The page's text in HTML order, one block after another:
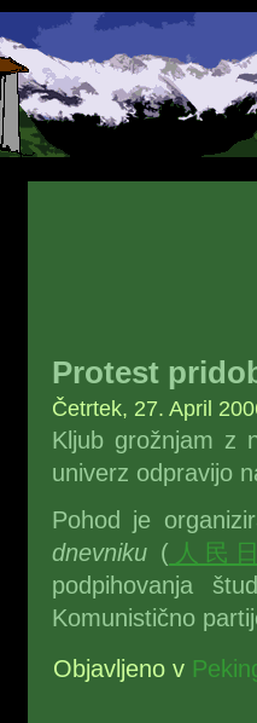
Protest
Četrtek, 27. April
Kljub grožnjam z
univerz odpravijo
Pohod je
dnevniku ( 人民
podpihovanja
Komunistično
Objavljeno v